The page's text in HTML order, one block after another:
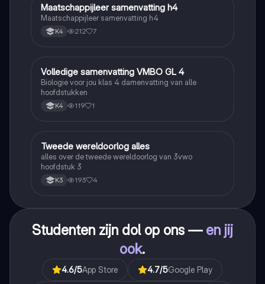
Maatschappijleer
Maatschappijleer samenvatting h4
Maatschappijleer samenvatting h4
K4 212 7
Biologie
Volledige samenvatting VMBO GL 4
Biologie voor jou klas 4 damenvatting van alle
hoofdstukken
K4 119 1
Geschiedenis
Tweede wereldoorlog alles
alles over de tweede wereldoorlog van 3vwo
hoofdstuk 3
K3 193 4
Studenten zijn dol op ons — en jij
ook.
4.6/5App Store 4.7/5Google Play